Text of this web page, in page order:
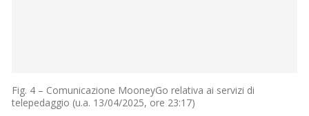
Fig. 4 – Comunicazione MooneyGo relativa ai servizi di
telepedaggio (u.a. 13/04/2025, ore 23:17)